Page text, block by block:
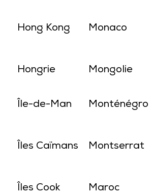
Hong Kong Monaco
Hongrie Mongolie
Île-de-Man Monténégro
Îles Caïmans Montserrat
Îles Cook Maroc